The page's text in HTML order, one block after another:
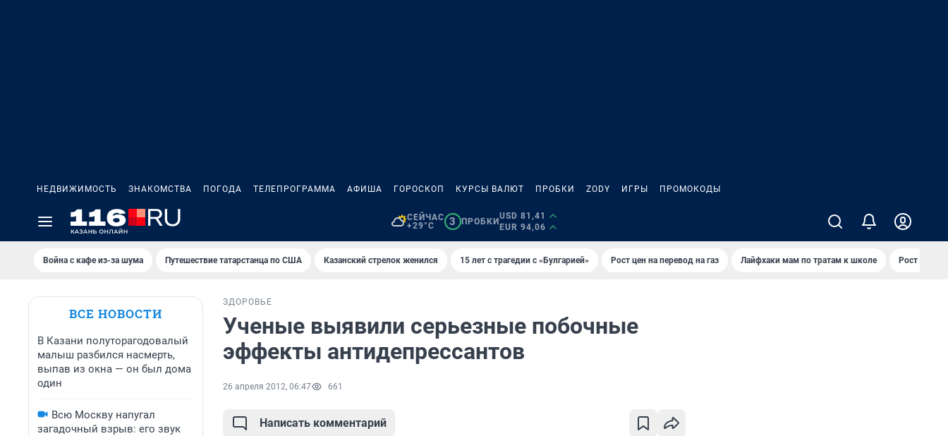
НЕДВИЖИМОСТЬ ЗНАКОМСТВА ПОГОДА ТЕЛЕПРОГРАММА АФИША ГОРОСКОП КУРСЫ ВАЛЮТ ПРОБКИ ZODY ИГРЫ ПРОМОКОДЫ
СЕЙЧАС
+29°C
3 ПРОБКИ
USD 81,41
EUR 94,06
Война с кафе из-за шума Путешествие татарстанца по США Казанский стрелок женился 15 лет с трагедии с «Булгарией» Рост цен на перевод на газ Лайфхаки мам по тратам к школе Рост цен на
ВСЕ НОВОСТИ
В Казани полуторагодовалый
малыш разбился насмерть,
выпав из окна — он был дома
один
Всю Москву напугал
загадочный взрыв: его звук
ЗДОРОВЬЕ
Ученые выявили серьезные побочные
эффекты антидепрессантов
26 апреля 2012, 06:47 661
Написать комментарий